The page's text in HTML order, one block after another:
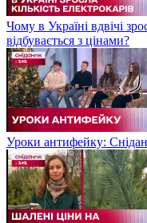
Чому в Україні вдвічі
відбувається з цінами?
Уроки антифейку: